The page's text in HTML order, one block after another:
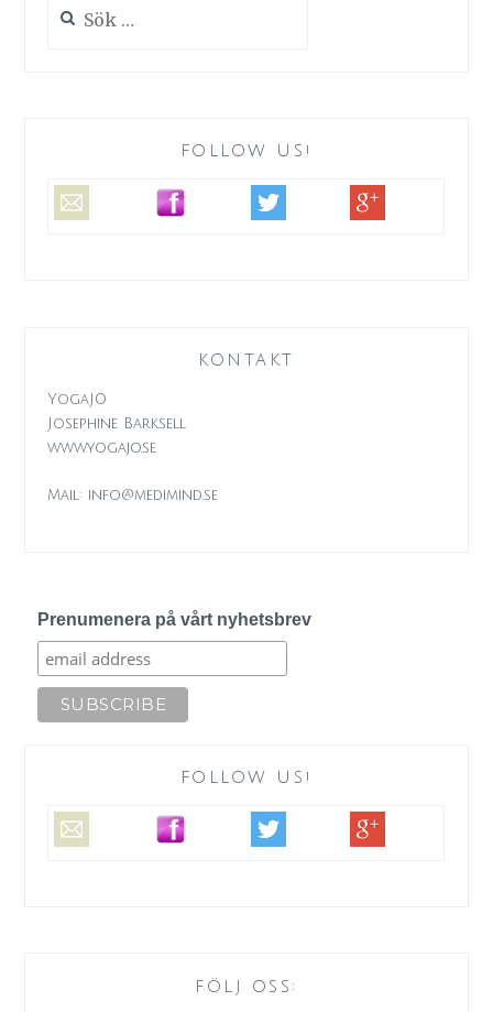
efter:
FOLLOW US!
KONTAKT
YogaJO
Josephine Barksell
www.yogajo.se
Mail: info@medimind.se
Prenumenera på vårt nyhetsbrev
FOLLOW US!
FÖLJ OSS: